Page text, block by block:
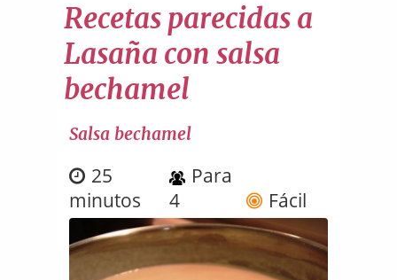
Recetas parecidas a
Lasaña con salsa
bechamel
Salsa bechamel
25
minutos
Para
4
Fácil